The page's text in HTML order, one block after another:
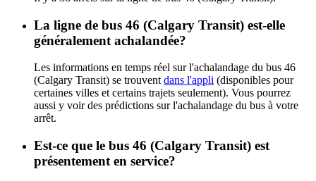
La ligne de bus 46 (Calgary Transit) est-elle
généralement achalandée?
Les informations en temps réel sur l'achalandage du bus 46
(Calgary Transit) se trouvent dans l'appli (disponibles pour
certaines villes et certains trajets seulement). Vous pourrez
aussi y voir des prédictions sur l'achalandage du bus à votre
arrêt.
Est-ce que le bus 46 (Calgary Transit) est
présentement en service?